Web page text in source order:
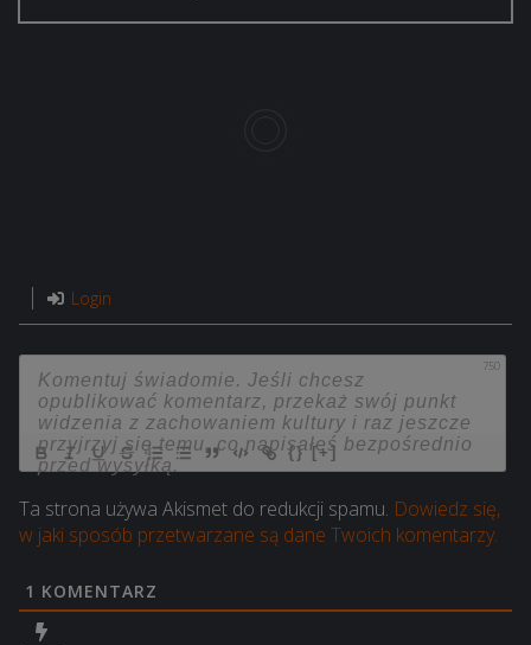
Login
750
{} [+]
Ta strona używa Akismet do redukcji spamu. Dowiedz się,
w jaki sposób przetwarzane są dane Twoich komentarzy.
1 KOMENTARZ